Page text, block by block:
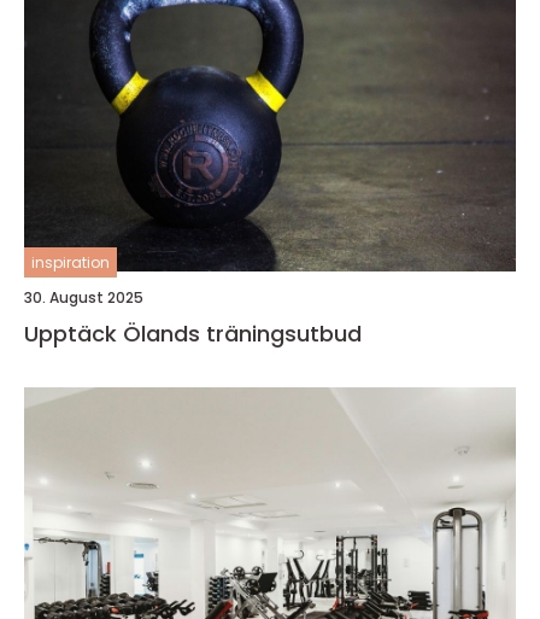
inspiration
30. August 2025
Upptäck Ölands träningsutbud